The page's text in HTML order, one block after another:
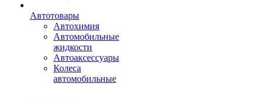
Автотовары
Автохимия
Автомобильные
жидкости
Автоаксессуары
Колеса
автомобильные